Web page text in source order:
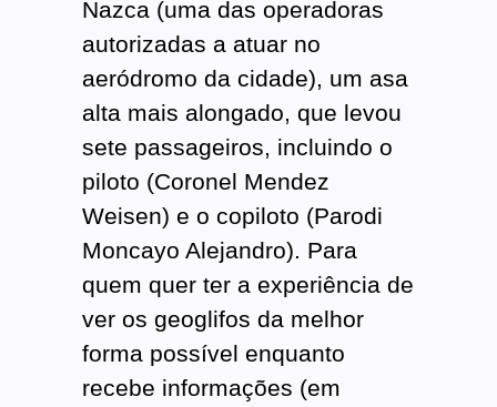
Nazca (uma das operadoras
autorizadas a atuar no
aeródromo da cidade), um asa
alta mais alongado, que levou
sete passageiros, incluindo o
piloto (Coronel Mendez
Weisen) e o copiloto (Parodi
Moncayo Alejandro). Para
quem quer ter a experiência de
ver os geoglifos da melhor
forma possível enquanto
recebe informações (em